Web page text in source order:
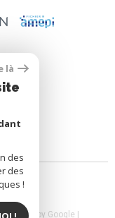
by Google |
là
des
des
!